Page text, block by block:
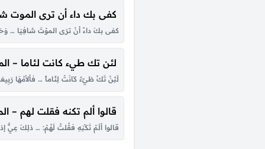
كفى بك داء أن ترى الموت
كفى بكَ داءً أنْ ترَى الموْتَ شافِيَا …
لئن تك طيء كانت لئاما –
لَئِنْ تَكُ طَيّءٌ كَانَتْ لِئَاماً … فألأمُهَا
قالوا ألم تكنه فقلت لهم –
قالوا ألَمْ تَكْنِهِ فقُلتُ لَهُمْ: … ذلِكَ عِيٌّ